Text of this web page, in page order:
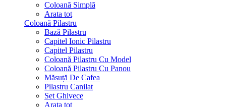
Coloană Simplă
Arata tot
Coloană Pilastru
Bază Pilastru
Capitel Ionic Pilastru
Capitel Pilastru
Coloană Pilastru Cu Model
Coloană Pilastru Cu Panou
Măsuță De Cafea
Pilastru Canilat
Set Ghivece
Arata tot